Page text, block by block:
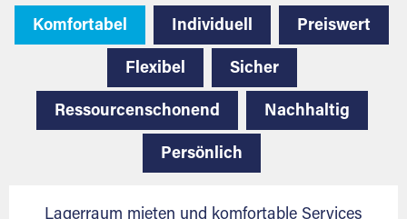
Komfortabel Individuell Preiswert
Flexibel Sicher
Ressourcenschonend Nachhaltig
Persönlich
Lagerraum mieten und komfortable Services